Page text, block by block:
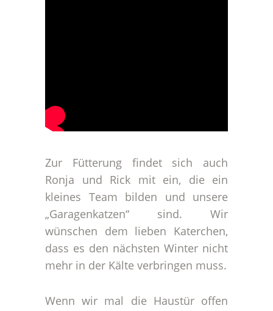
Zur Fütterung findet sich auch
Ronja und Rick mit ein, die ein
kleines Team bilden und unsere
„Garagenkatzen“ sind. Wir
wünschen dem lieben Katerchen,
dass es den nächsten Winter nicht
mehr in der Kälte verbringen muss.
Wenn wir mal die Haustür offen